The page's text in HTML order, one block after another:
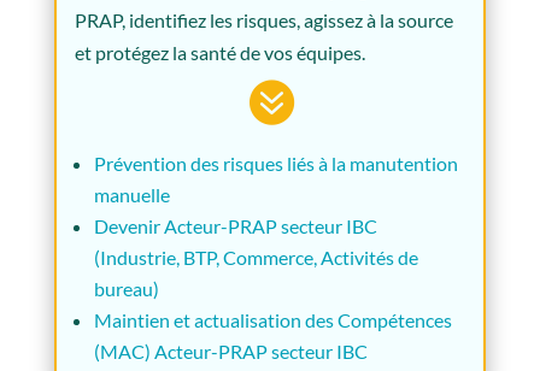
PRAP, identifiez les risques, agissez à la source
et protégez la santé de vos équipes.

Prévention des risques liés à la manutention
manuelle
Devenir Acteur-PRAP secteur IBC
(Industrie, BTP, Commerce, Activités de
bureau)
Maintien et actualisation des Compétences
(MAC) Acteur-PRAP secteur IBC